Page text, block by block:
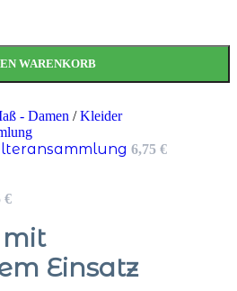
WARENKORB
- Damen / Kleider
6,75 €
€
mit
Einsatz